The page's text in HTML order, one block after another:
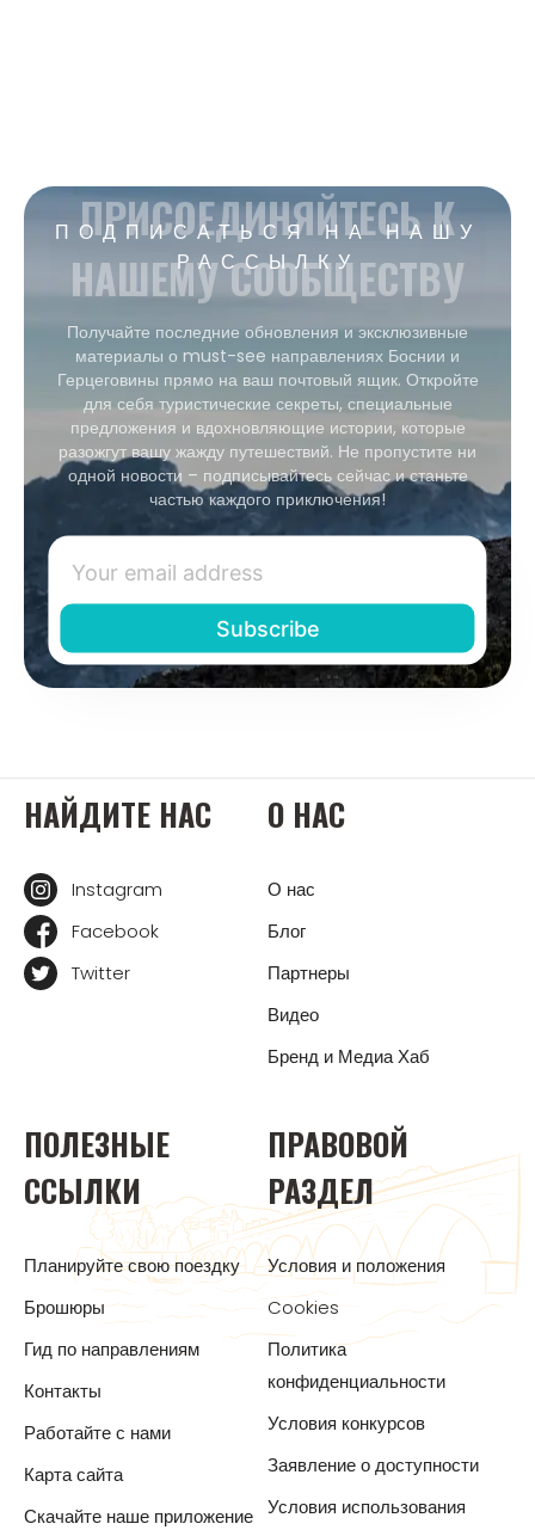
ПОДПИСАТЬСЯ НА НАШУ
РАССЫЛКУ
ПРИСОЕДИНЯЙТЕСЬ К
НАШЕМУ СООБЩЕСТВУ
Получайте последние обновления и эксклюзивные
материалы о must-see направлениях Боснии и
Герцеговины прямо на ваш почтовый ящик. Откройте
для себя туристические секреты, специальные
предложения и вдохновляющие истории, которые
разожгут вашу жажду путешествий. Не пропустите ни
одной новости – подписывайтесь сейчас и станьте
частью каждого приключения!
НАЙДИТЕ НАС
Instagram
Facebook
Twitter
О НАС
О нас
Блог
Партнеры
Видео
Бренд и Медиа Хаб
ПОЛЕЗНЫЕ
ССЫЛКИ
Планируйте свою поездку
Брошюры
Гид по направлениям
Контакты
Работайте с нами
Карта сайта
Скачайте наше приложение
ПРАВОВОЙ
РАЗДЕЛ
Условия и положения
Cookies
Политика
конфиденциальности
Условия конкурсов
Заявление о доступности
Условия использования